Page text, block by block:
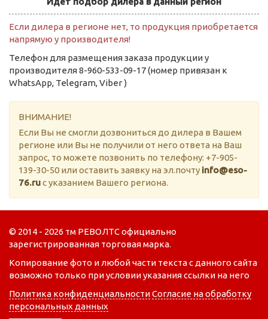
Если дилера в регионе нет, то продукция приобретается
напрямую у производителя!
Телефон для размещения заказа продукции у
производителя 8-960-533-09-17 (номер привязан к
WhatsApp, Telegram, Viber )
ВНИМАНИЕ!
Если Вы не смогли дозвониться до дилера в Вашем
регионе или Вы не получили от него ответа на Ваш
запрос, то можете позвонить по телефону: +7-905-
139-30-50 или оставить заявку на эл.почту info@eso-
76.ruс указанием Вашего региона.
© 2014 - 2026 тм РЕВОЛТС официально
зарегистрированная торговая марка.
Копирование фото и любой части текста с данного сайта
возможно только при условии указания ссылки на него
Политика конфиденциальностиСогласие на обработку
персональных данных